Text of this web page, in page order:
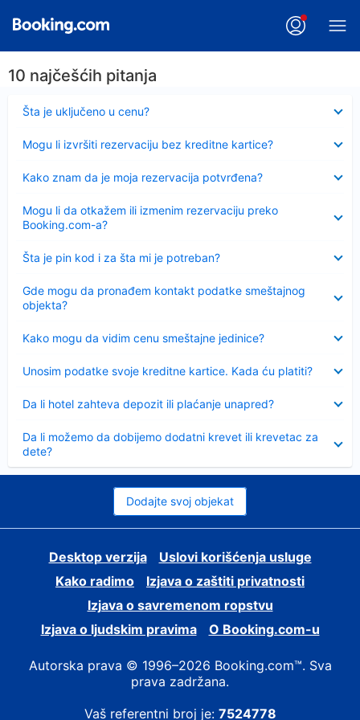
10 najčešćih pitanja
Šta je uključeno u cenu?
Sažeto
Mogu li izvršiti rezervaciju bez kreditne kartice?
Kako znam da je moja rezervacija potvrđena?
Mogu li da otkažem ili izmenim rezervaciju preko
Booking.com-a?
Šta je pin kod i za šta mi je potreban?
Sažeto
Gde mogu da pronađem kontakt podatke smeštajnog
objekta?
Kako mogu da vidim cenu smeštajne jedinice?
Unosim podatke svoje kreditne kartice. Kada ću platiti?
Da li hotel zahteva depozit ili plaćanje unapred?
Da li možemo da dobijemo dodatni krevet ili krevetac za
dete?
Dodajte svoj objekat
Desktop verzija
Uslovi korišćenja usluge
Kako radimo
Izjava o zaštiti privatnosti
Izjava o savremenom ropstvu
Izjava o ljudskim pravima
О Booking.com-u
Autorska prava © 1996–2026 Booking.com™. Sva
prava zadržana.
Vaš referentni broj je: 7524778